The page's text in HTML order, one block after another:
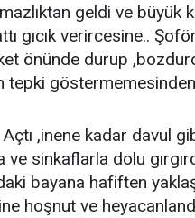
geldi ve
gıcık verircesine..
önünde durup
tepki
Açtı ,inene kadar davul
ve sinkaflarla dolu
bayana hafiften
hoşnut ve